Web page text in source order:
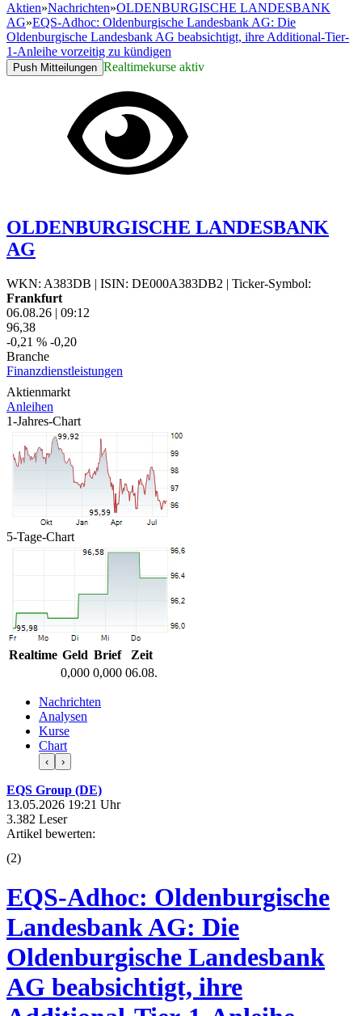
Aktien»Nachrichten»OLDENBURGISCHE LANDESBANK
AG»EQS-Adhoc: Oldenburgische Landesbank AG: Die
Oldenburgische Landesbank AG beabsichtigt, ihre Additional-Tier-
1-Anleihe vorzeitig zu kündigen
Push Mitteilungen Realtimekurse aktiv
OLDENBURGISCHE LANDESBANK
AG
WKN: A383DB | ISIN: DE000A383DB2 | Ticker-Symbol:
Frankfurt
06.08.26 | 09:12
96,38
-0,21 % -0,20
Branche
Finanzdienstleistungen
Aktienmarkt
Anleihen
1-Jahres-Chart
5-Tage-Chart
Realtime Geld Brief
Zeit
0,000 0,000 06.08.
Nachrichten
Analysen
Kurse
Chart
‹ ›
EQS Group (DE)
13.05.2026 19:21 Uhr
3.382 Leser
Artikel bewerten:
(2)
EQS-Adhoc: Oldenburgische
Landesbank AG: Die
Oldenburgische Landesbank
AG beabsichtigt, ihre